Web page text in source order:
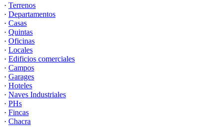
· Terrenos
· Departamentos
· Casas
· Quintas
· Oficinas
· Locales
· Edificios comerciales
· Campos
· Garages
· Hoteles
· Naves Industriales
· PHs
· Fincas
· Chacra